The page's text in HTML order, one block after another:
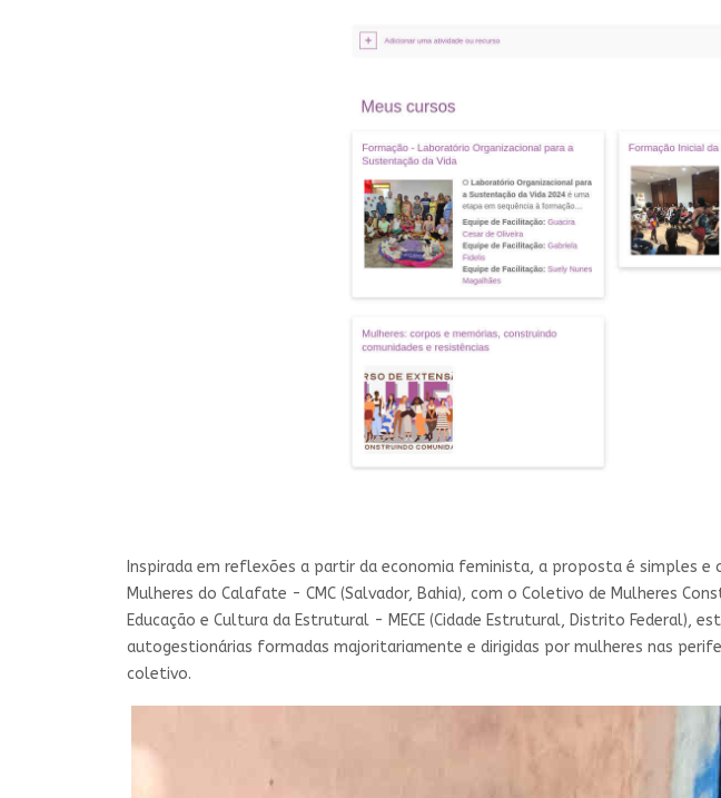
Inspirada em reflexões a partir da economia feminista, a proposta é simples
Mulheres do Calafate - CMC (Salvador, Bahia), com o Coletivo de Mulheres
Educação e Cultura da Estrutural - MECE (Cidade Estrutural, Distrito
autogestionárias formadas majoritariamente e dirigidas por mulheres nas
coletivo.